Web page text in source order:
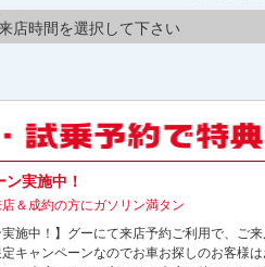
店時間を選択して下さい
実施中！
＆成約の方にガソリン満タン
実施中！】グーにて来店予約ご利用で、ご
キャンペーンなのでお車お探しのお客様